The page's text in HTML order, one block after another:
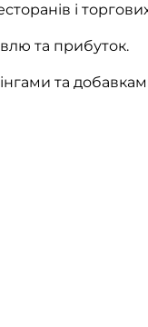
і
та прибуток.
та